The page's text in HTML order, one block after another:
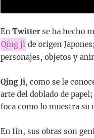
En Twitter se ha hecho
Qíng jì de origen
personajes, objetos y
Qing Ji, como se le
arte del doblado de
foca como lo muestra su
En fin, sus obras son